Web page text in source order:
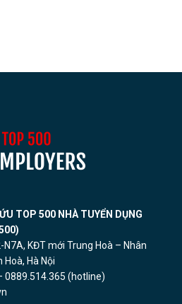
TOP 500 NHÀ TUYỂN DỤNG
N7A, KĐT mới Trung Hoà – Nhân
Hoà, Hà Nội
0889.514.365 (hotline)